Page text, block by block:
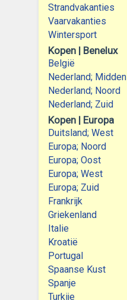
Strandvakanties
Vaarvakanties
Wintersport
Kopen | Benelux
België
Nederland; Midden
Nederland; Noord
Nederland; Zuid
Kopen | Europa
Duitsland; West
Europa; Noord
Europa; Oost
Europa; West
Europa; Zuid
Frankrijk
Griekenland
Italie
Kroatië
Portugal
Spaanse Kust
Spanje
Turkije